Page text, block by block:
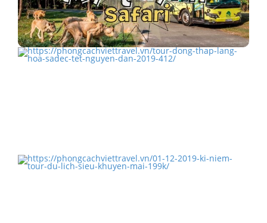
Mỹ Quỳnh Safari - Sở thú đầu tiên tại Long An
TOUR ĐỒNG THÁP LÀNG HOA SADEC TẾT NGUYÊN